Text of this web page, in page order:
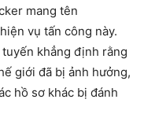
mang tên
vụ tấn công này.
khẳng định rằng
giới đã bị ảnh hưởng,
hồ sơ khác bị đánh